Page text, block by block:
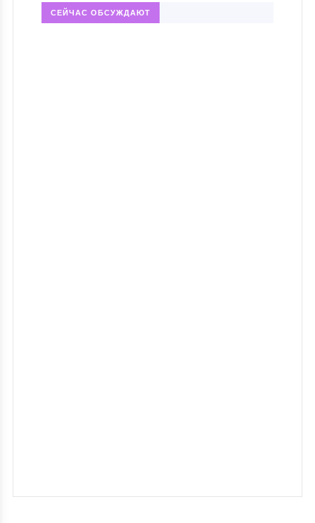
СЕЙЧАС ОБСУЖДАЮТ